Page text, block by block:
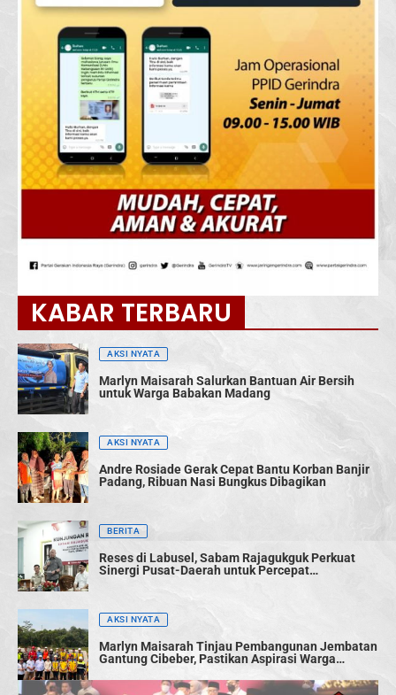
KABAR TERBARU
AKSI NYATA
Marlyn Maisarah Salurkan Bantuan Air Bersih
untuk Warga Babakan Madang
AKSI NYATA
Andre Rosiade Gerak Cepat Bantu Korban Banjir
Padang, Ribuan Nasi Bungkus Dibagikan
BERITA
Reses di Labusel, Sabam Rajagukguk Perkuat
Sinergi Pusat-Daerah untuk Percepat
AKSI NYATA
Marlyn Maisarah Tinjau Pembangunan Jembatan
Gantung Cibeber, Pastikan Aspirasi Warga